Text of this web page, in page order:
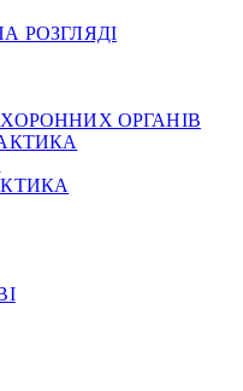
РОЗГЛЯДІ
ОРГАНІВ